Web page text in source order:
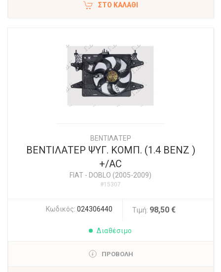
ΣΤΟ ΚΑΛΆΘΙ
ΒΕΝΤΙΛΑΤΕΡ
ΒΕΝΤΙΛΑΤΕΡ ΨΥΓ. ΚΟΜΠ. (1.4 ΒΕΝΖ )
+/AC
FIAT - DOBLO (2005-2009)
#15307
Κωδικός: 024306440 Τιμή: 98,50 €
Διαθέσιμο
ΠΡΟΒΟΛΗ